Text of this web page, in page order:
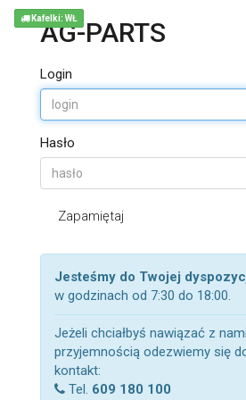
AG-PARTS
Login
Hasło
Zapamiętaj
Jesteśmy do Twojej
w godzinach od 7:30 do 18:00.
Jeżeli chciałbyś nawiązać z
przyjemnością odezwiemy się
kontakt:
Tel. 609 180 100
Kafelki: WŁ